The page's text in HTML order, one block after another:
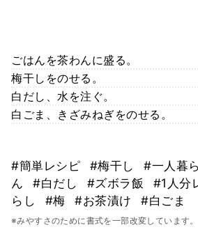
ごはんを茶わんに盛る。
梅干しをのせる。
白だし、水を注ぐ。
白ごま、きざみねぎをのせる。
#簡単レシピ #梅干し #一人暮
ん
#白だし #ズボラ飯 #1人分
らし
#梅 #お茶漬け #白ごま
※みやすさのために書式を一部改変しています。